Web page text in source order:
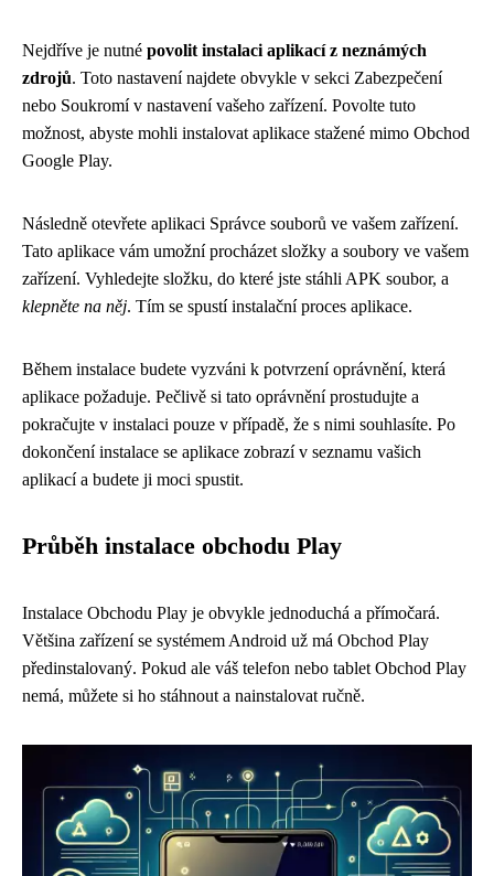
Nejdříve je nutné povolit instalaci aplikací z neznámých
zdrojů. Toto nastavení najdete obvykle v sekci Zabezpečení
nebo Soukromí v nastavení vašeho zařízení. Povolte tuto
možnost, abyste mohli instalovat aplikace stažené mimo Obchod
Google Play.
Následně otevřete aplikaci Správce souborů ve vašem zařízení.
Tato aplikace vám umožní procházet složky a soubory ve vašem
zařízení. Vyhledejte složku, do které jste stáhli APK soubor, a
klepněte na něj. Tím se spustí instalační proces aplikace.
Během instalace budete vyzváni k potvrzení oprávnění, která
aplikace požaduje. Pečlivě si tato oprávnění prostudujte a
pokračujte v instalaci pouze v případě, že s nimi souhlasíte. Po
dokončení instalace se aplikace zobrazí v seznamu vašich
aplikací a budete ji moci spustit.
Průběh instalace obchodu Play
Instalace Obchodu Play je obvykle jednoduchá a přímočará.
Většina zařízení se systémem Android už má Obchod Play
předinstalovaný. Pokud ale váš telefon nebo tablet Obchod Play
nemá, můžete si ho stáhnout a nainstalovat ručně.